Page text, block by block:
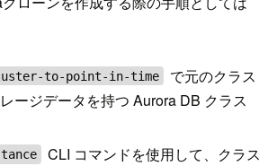
to-point-in-time
で元のクラス
ージデータを持つ Aurora DB クラス
CLI コマンドを使用して、クラス